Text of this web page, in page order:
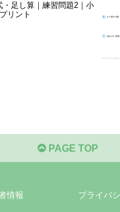
・足し算｜練習問題2｜小
リント
PAGE TOP
情報
プライバ